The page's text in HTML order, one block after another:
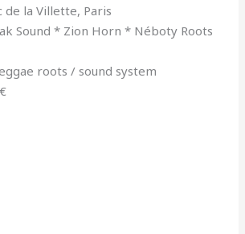
de la Villette, Paris
Sound * Zion Horn * Néboty Roots
roots / sound system